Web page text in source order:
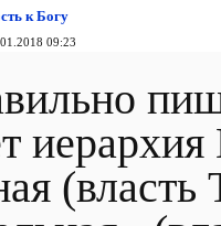
к Богу
09:23
иерархия
(власть